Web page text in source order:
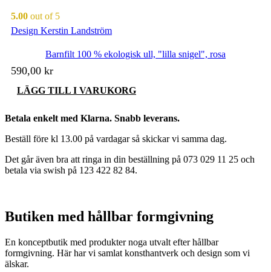
5.00 out of 5
Design Kerstin Landström
Barnfilt 100 % ekologisk ull, "lilla snigel", rosa
590,00 kr
LÄGG TILL I VARUKORG
Betala enkelt med Klarna. Snabb leverans.
Beställ före kl 13.00 på vardagar så skickar vi samma dag.
Det går även bra att ringa in din beställning på 073 029 11 25 och
betala via swish på 123 422 82 84.
Butiken med hållbar formgivning
En konceptbutik med produkter noga utvalt efter hållbar
formgivning. Här har vi samlat konsthantverk och design som vi
älskar.